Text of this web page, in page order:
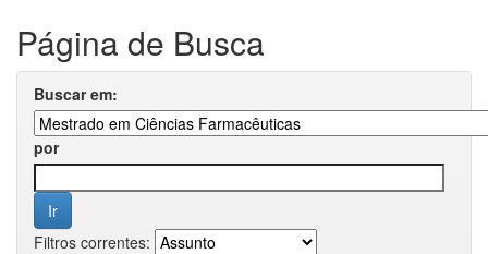
Página de Busca
Buscar em:
por
Filtros correntes: